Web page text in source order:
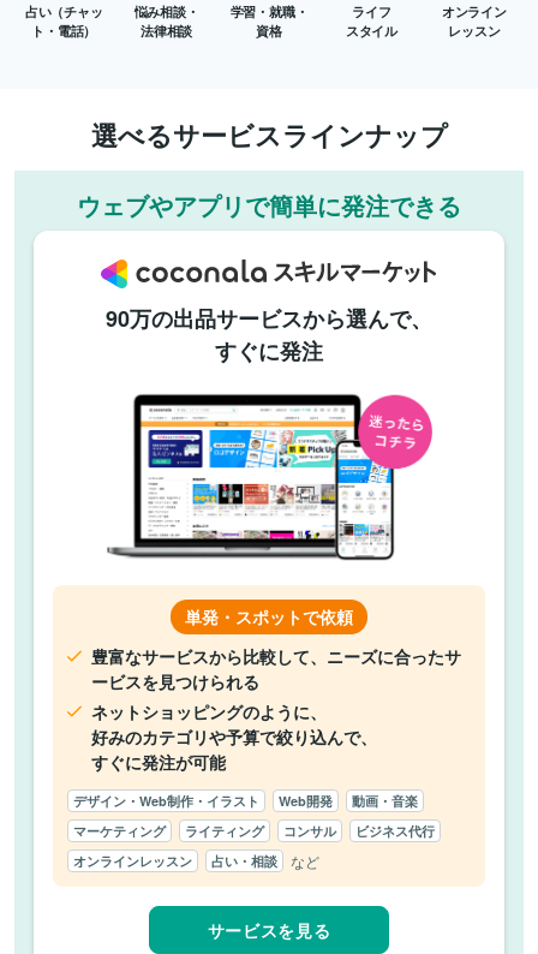
占い（チャッ
ト・電話）
悩み相談・
法律相談
学習・就職・
資格
ライフ
スタイル
オンライン
レッスン
選べるサービスラインナップ
ウェブやアプリで簡単に発注できる
90万の出品サービスから選んで、
すぐに発注
単発・スポットで依頼
豊富なサービスから比較して、ニーズに合ったサ
ービスを見つけられる
ネットショッピングのように、
好みのカテゴリや予算で絞り込んで、
すぐに発注が可能
デザイン・Web制作・イラスト Web開発
動画・音楽
マーケティング
ライティング コンサル
ビジネス代行
オンラインレッスン
占い・相談 など
サービスを見る